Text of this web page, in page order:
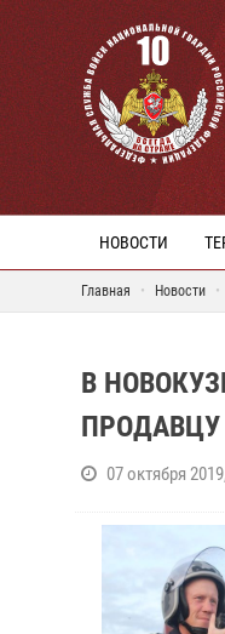
НОВОСТИ
Главная Новости
В
ПРОДАВЦУ
07 октября